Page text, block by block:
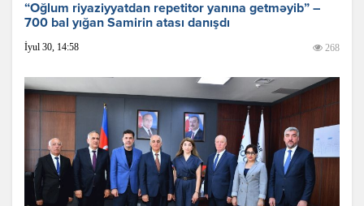
“Oğlum riyaziyyatdan repetitor yanına getməyib” –
700 bal yığan Samirin atası danışdı
İyul 30, 14:58 268